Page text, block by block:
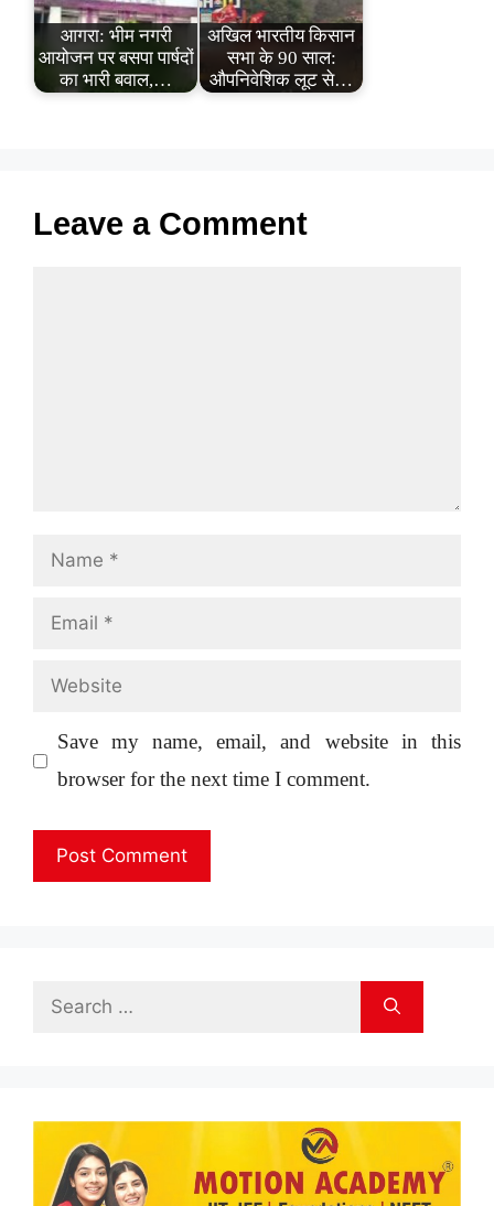
आगरा: भीम नगरी
आयोजन पर बसपा पार्षदों
का भारी बवाल,…
अखिल भारतीय किसान
सभा के 90 साल:
औपनिवेशिक लूट से…
Leave a Comment
Name
Email
Website
Save my name, email, and website in this
browser for the next time I comment.
Search